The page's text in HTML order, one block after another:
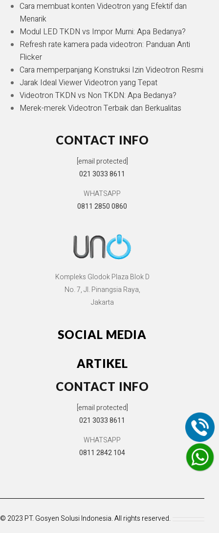
Cara membuat konten Videotron yang Efektif dan
Menarik
Modul LED TKDN vs Impor Murni: Apa Bedanya?
Refresh rate kamera pada videotron: Panduan Anti
Flicker
Cara memperpanjang Konstruksi Izin Videotron Resmi
Jarak Ideal Viewer Videotron yang Tepat
Videotron TKDN vs Non TKDN: Apa Bedanya?
Merek-merek Videotron Terbaik dan Berkualitas
CONTACT INFO
[email protected]
021 3033 8611
WHATSAPP
0811 2850 0860
Kompleks Glodok Plaza Blok D
No. 7, Jl. Pinangsia Raya,
Jakarta
SOCIAL MEDIA
ARTIKEL
CONTACT INFO
[email protected]
021 3033 8611
WHATSAPP
0811 2842 104
© 2023 PT. Gosyen Solusi Indonesia. All rights reserved.